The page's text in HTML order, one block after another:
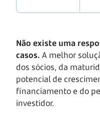
Não existe uma
casos. A melhor
dos sócios, da
potencial de
financiamento e do
investidor.